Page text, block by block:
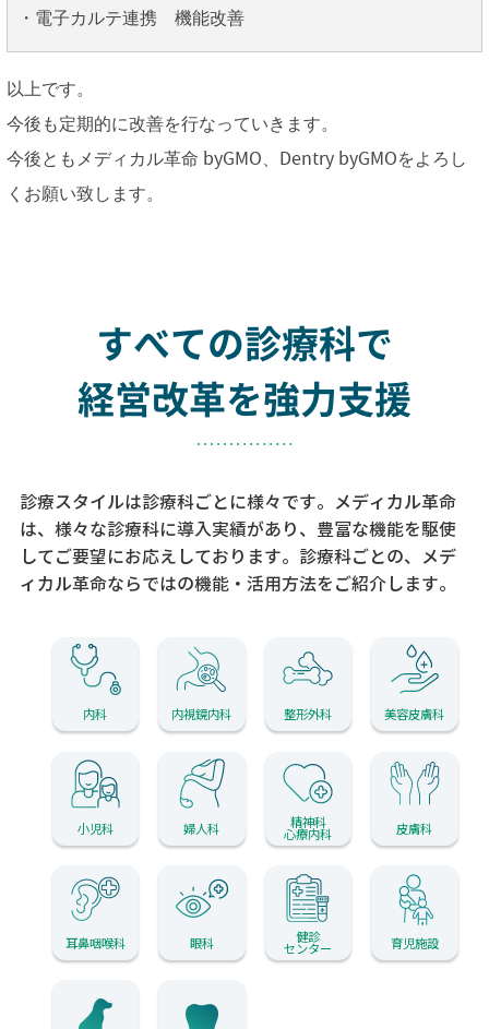
・電子カルテ連携 機能改善
以上です。
今後も定期的に改善を行なっていきます。
今後ともメディカル革命 byGMO、Dentry byGMOをよろし
くお願い致します。
すべての診療科で
経営改革を強力支援
診療スタイルは診療科ごとに様々です。メディカル革命
は、様々な診療科に導入実績があり、 豊富な機能を駆使
してご要望にお応えしております。 診療科ごとの、メデ
ィカル革命ならではの機能・活用方法をご紹介します。
内科 内視鏡内科 整形外科 美容皮膚科
小児科 婦人科 精神科
心療内科 皮膚科
耳鼻咽喉科 眼科 健診
センター 育児施設